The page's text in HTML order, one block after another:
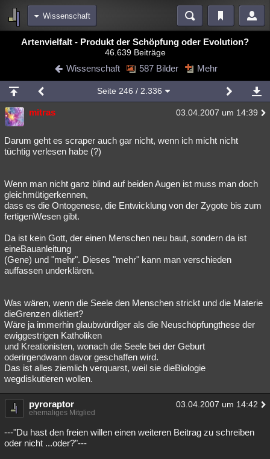
Wissenschaft
Bereiche
Diskussionen Blogs Videos
Chat Wiki Neuigkeiten
meine Rubriken
Menschen Mystery Kriminalfälle
Spiritualität Verschwörungen Technologie Ufologie
weitere Rubriken
Philosophie Träume
Astronomie Helpdesk
Musik Clash
Übersichten
Lesenswert Schlüsselwörter
Artenvielfalt - Produkt der Schöpfung oder Evolution?
46.639 Beiträge
Wissenschaft 587 Bilder Mehr
Seite 246 / 2.336
mitras 03.04.2007 um 14:39
Darum geht es scraper auch gar nicht, wenn ich micht nicht
tüchtig verlesen habe (?)
Wenn man nicht ganz blind auf beiden Augen ist muss man doch
gleichmütigerkennen,
dass es die Ontogenese, die Entwicklung von der Zygote bis zum
fertigenWesen gibt.
Da ist kein Gott, der einen Menschen neu baut, sondern da ist
eineBauanleitung
(Gene) und "mehr". Dieses "mehr" kann man verschieden
auffassen underklären.
Was wären, wenn die Seele den Menschen strickt und die Materie
dieGrenzen diktiert?
Wäre ja immerhin glaubwürdiger als die Neuschöpfungthese der
ewiggestrigen Katholiken
und Kreationisten, wonach die Seele bei der Geburt
oderirgendwann davor geschaffen wird.
Das ist alles ziemlich verquarst, weil sie dieBiologie
wegdiskutieren wollen.
pyroraptor 03.04.2007 um 14:42
ehemaliges Mitglied
---"Du hast den freien willen einen weiteren Beitrag zu schreiben
oder nicht ...oder?"---